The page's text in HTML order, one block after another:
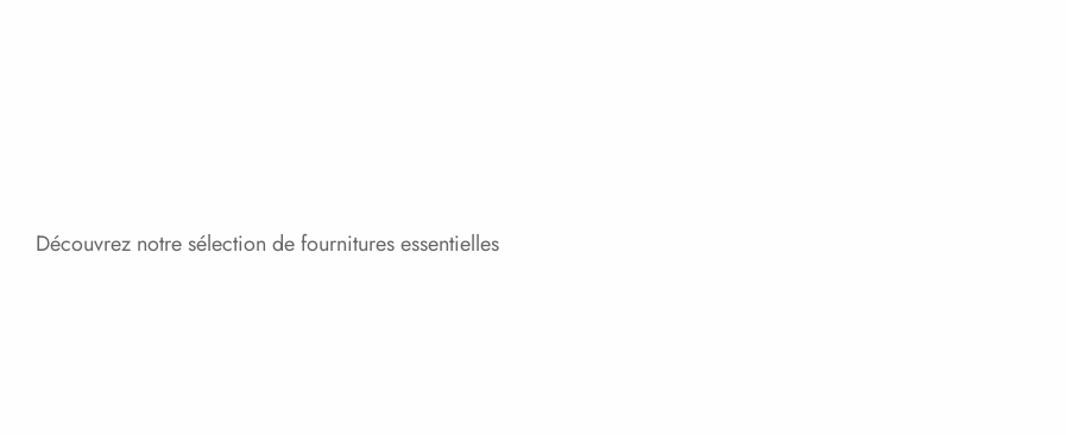
Découvrez notre sélection de fournitures essentielles